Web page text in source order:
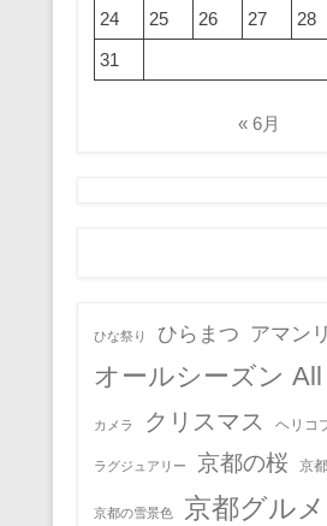
24
25 26 27 28
31
« 6月
ひな祭り ひらまつ アマン
オールシーズン All
カメラ クリスマス ヘリコ
ラグジュアリー 京都の桜 京
京都の雪景色 京都グルメ